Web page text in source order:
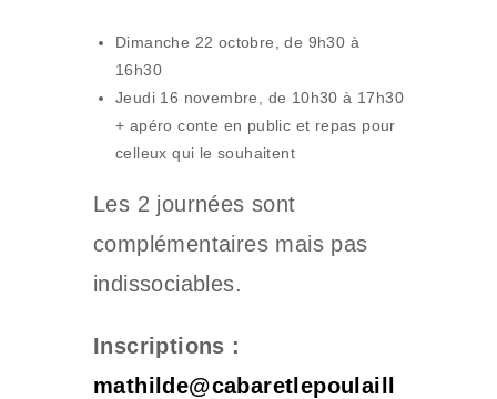
Dimanche 22 octobre, de 9h30 à
16h30
Jeudi 16 novembre, de 10h30 à 17h30
+ apéro conte en public et repas pour
celleux qui le souhaitent
Les 2 journées sont
complémentaires mais pas
indissociables.
Inscriptions :
mathilde@cabaretlepoulaill